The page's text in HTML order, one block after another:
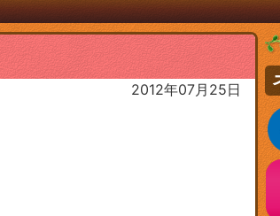
2012年07月25日